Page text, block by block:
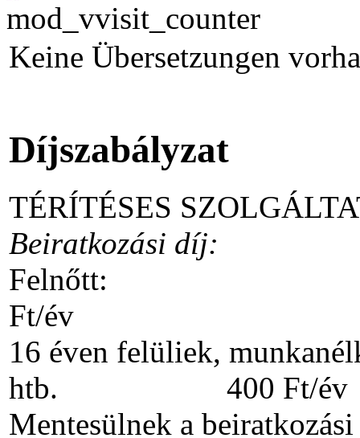
Keine Übersetzungen
Díjszabályzat
TÉRÍTÉSES
Beiratkozási díj:
Ft/év
16 éven felüliek,
htb. 400 Ft/év
Mentesülnek a